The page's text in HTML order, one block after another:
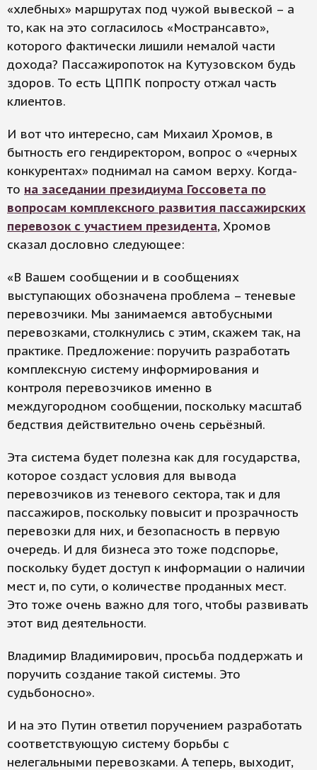
«хлебных» маршрутах под чужой вывеской – а
то, как на это согласилось «Мострансавто»,
которого фактически лишили немалой части
дохода? Пассажиропоток на Кутузовском будь
здоров. То есть ЦППК попросту отжал часть
клиентов.
И вот что интересно, сам Михаил Хромов, в
бытность его гендиректором, вопрос о «черных
конкурентах» поднимал на самом верху. Когда-
то на заседании президиума Госсовета по
вопросам комплексного развития пассажирских
перевозок с участием президента, Хромов
сказал дословно следующее:
«В Вашем сообщении и в сообщениях
выступающих обозначена проблема – теневые
перевозчики. Мы занимаемся автобусными
перевозками, столкнулись с этим, скажем так, на
практике. Предложение: поручить разработать
комплексную систему информирования и
контроля перевозчиков именно в
междугородном сообщении, поскольку масштаб
бедствия действительно очень серьёзный.
Эта система будет полезна как для государства,
которое создаст условия для вывода
перевозчиков из теневого сектора, так и для
пассажиров, поскольку повысит и прозрачность
перевозки для них, и безопасность в первую
очередь. И для бизнеса это тоже подспорье,
поскольку будет доступ к информации о наличии
мест и, по сути, о количестве проданных мест.
Это тоже очень важно для того, чтобы развивать
этот вид деятельности.
Владимир Владимирович, просьба поддержать и
поручить создание такой системы. Это
судьбоносно».
И на это Путин ответил поручением разработать
соответствующую систему борьбы с
нелегальными перевозками. А теперь, выходит,